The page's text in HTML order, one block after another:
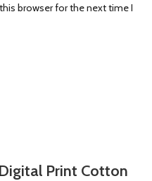
browser for the next time I
Digital Print Cotton